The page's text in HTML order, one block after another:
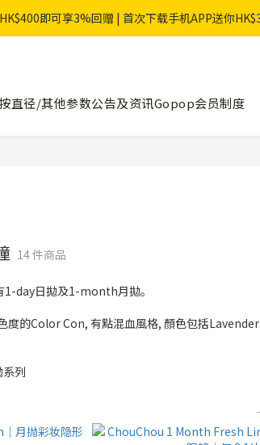
即可享3%回赠 | 首次下载手机APP送你
直径/其他参数公告及资讯Gopop会员制度
14 件商品
1-day日拋及1-month月拋。
度的Color Con, 有點混血風格, 顏色包括
列